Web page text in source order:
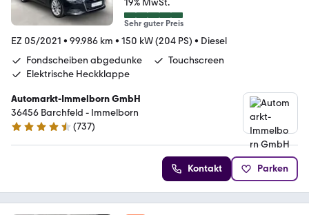
19% MwSt.
Sehr guter Preis
EZ 05/2021 • 99.986 km • 150 kW (204 PS) • Diesel
Fondscheiben abgedunke
Touchscreen
Elektrische Heckklappe
Automarkt-Immelborn GmbH
36456 Barchfeld - Immelborn
4.4 Sterne
(737)
Kontakt Parken